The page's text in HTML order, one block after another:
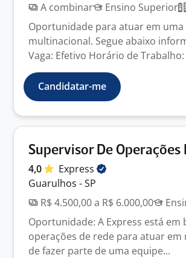
A combinar
Ensino Superior
Oportunidade para atuar em
multinacional. Segue abaixo
Vaga: Efetivo Horário de Trabalho:
Candidatar-me
Supervisor De Operações
4,0
Express
Guarulhos - SP
R$ 4.500,00 a R$ 6.000,00
Oportunidade: A Express está em
operações de rede para atuar em
de fazer parte de uma equipe...